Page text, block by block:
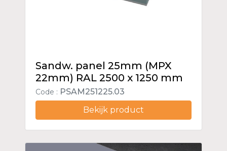
Sandw. panel 25mm (MPX
22mm) RAL 2500 x 1250 mm
Code : PSAM251225.03
Bekijk product